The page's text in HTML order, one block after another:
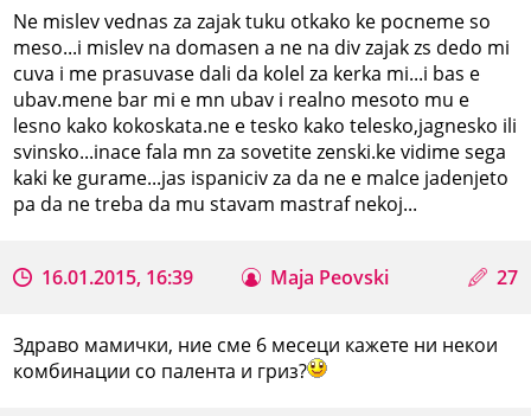
Ne mislev vednas za zajak tuku otkako ke pocneme so
meso...i mislev na domasen a ne na div zajak zs dedo mi
cuva i me prasuvase dali da kolel za kerka mi...i bas e
ubav.mene bar mi e mn ubav i realno mesoto mu e
lesno kako kokoskata.ne e tesko kako telesko,jagnesko ili
svinsko...inace fala mn za sovetite zenski.ke vidime sega
kaki ke gurame...jas ispaniciv za da ne e malce jadenjeto
pa da ne treba da mu stavam mastraf nekoj...
16.01.2015, 16:39 Maja Peovski 27
Здраво мамички, ние сме 6 месеци кажете ни некои
комбинации со палента и гриз?